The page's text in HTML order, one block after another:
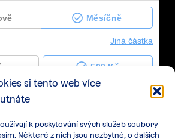
si tento web více
k poskytování svých služeb soubory
Některé z nich jsou nezbytné, o dalších